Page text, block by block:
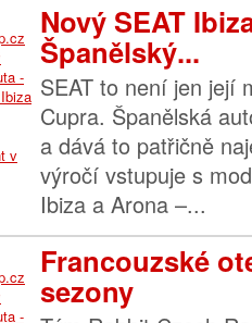
Nový SEAT
Španělský...
SEAT to není jen její
Cupra. Španělská
a dává to patřičně
výročí vstupuje s
Ibiza a Arona –...
Francouzské
sezony